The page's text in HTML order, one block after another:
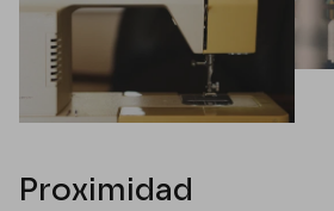
Proximidad